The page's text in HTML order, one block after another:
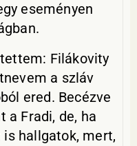
eseményen
Filákovity
a szláv
ered. Becézve
a Fradi, de, ha
hallgatok, mert,